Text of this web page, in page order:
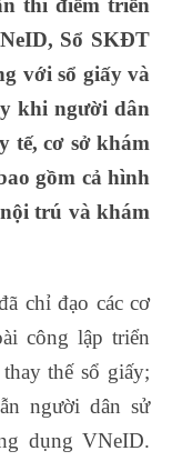
thí điểm triển
Sổ SKĐT
với sổ giấy và
khi người dân
tế, cơ sở khám
gồm cả hình
trú và khám
chỉ đạo các cơ
công lập triển
thế sổ giấy;
người dân sử
dụng VNeID.